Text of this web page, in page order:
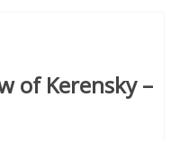
of Kerensky –